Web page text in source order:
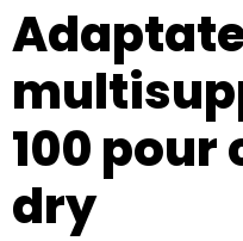
100
dry